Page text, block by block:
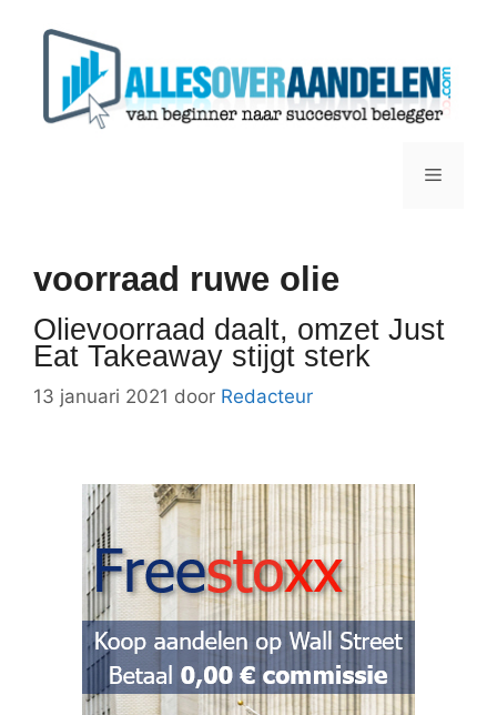
Menu
voorraad ruwe olie
Olievoorraad daalt, omzet Just
Eat Takeaway stijgt sterk
13 januari 2021 door Redacteur